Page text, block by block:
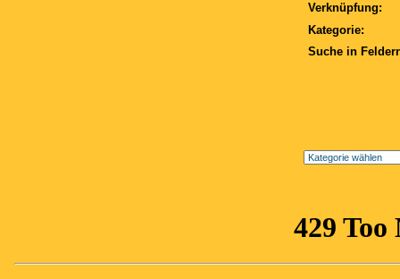
Verknüpfung:
Kategorie:
Suche in